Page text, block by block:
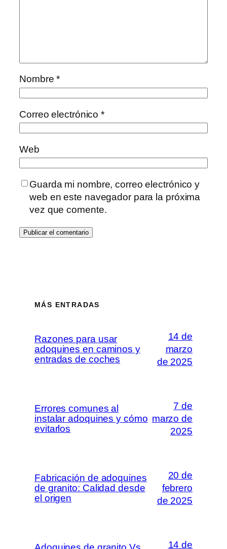
Nombre*
Correo electrónico*
Web
Guarda mi nombre, correo electrónico y
web en este navegador para la próxima
vez que comente.
MÁS ENTRADAS
Razones para usar
adoquines en caminos y
entradas de coches
14 de
marzo
de 2025
Errores comunes al
instalar adoquines y cómo
evitarlos
7 de
marzo de
2025
Fabricación de adoquines
de granito: Calidad desde
el origen
20 de
febrero
de 2025
14 de